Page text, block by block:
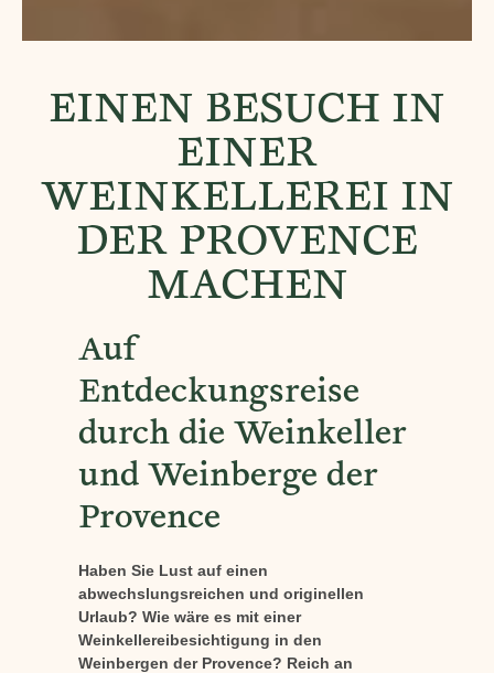
EINEN BESUCH IN
EINER
WEINKELLEREI IN
DER PROVENCE
MACHEN
Auf
Entdeckungsreise
durch die Weinkeller
und Weinberge der
Provence
Haben Sie Lust auf einen
abwechslungsreichen und originellen
Urlaub? Wie wäre es mit einer
Weinkellereibesichtigung in den
Weinbergen der Provence? Reich an